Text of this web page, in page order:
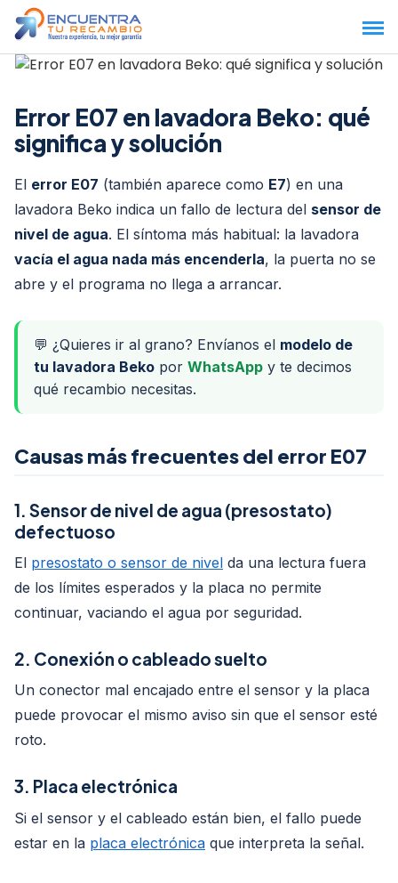
Saltar
contenido
Error E07 en lavadora Beko: qué
significa y solución
El error E07 (también aparece como E7) en una
lavadora Beko indica un fallo de lectura del sensor de
nivel de agua. El síntoma más habitual: la lavadora
vacía el agua nada más encenderla, la puerta no se
abre y el programa no llega a arrancar.
💬 ¿Quieres ir al grano? Envíanos el modelo de
tu lavadora Beko por WhatsApp y te decimos
qué recambio necesitas.
Causas más frecuentes del error E07
1. Sensor de nivel de agua (presostato)
defectuoso
El presostato o sensor de nivel da una lectura fuera
de los límites esperados y la placa no permite
continuar, vaciando el agua por seguridad.
2. Conexión o cableado suelto
Un conector mal encajado entre el sensor y la placa
puede provocar el mismo aviso sin que el sensor esté
roto.
3. Placa electrónica
Si el sensor y el cableado están bien, el fallo puede
estar en la placa electrónica que interpreta la señal.